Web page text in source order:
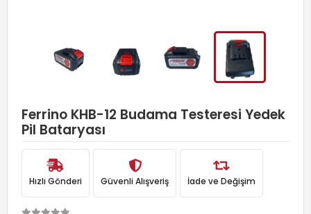
Ferrino KHB-12 Budama Testeresi Yedek
Pil Bataryası
Hızlı Gönderi Güvenli Alışveriş İade ve Değişim